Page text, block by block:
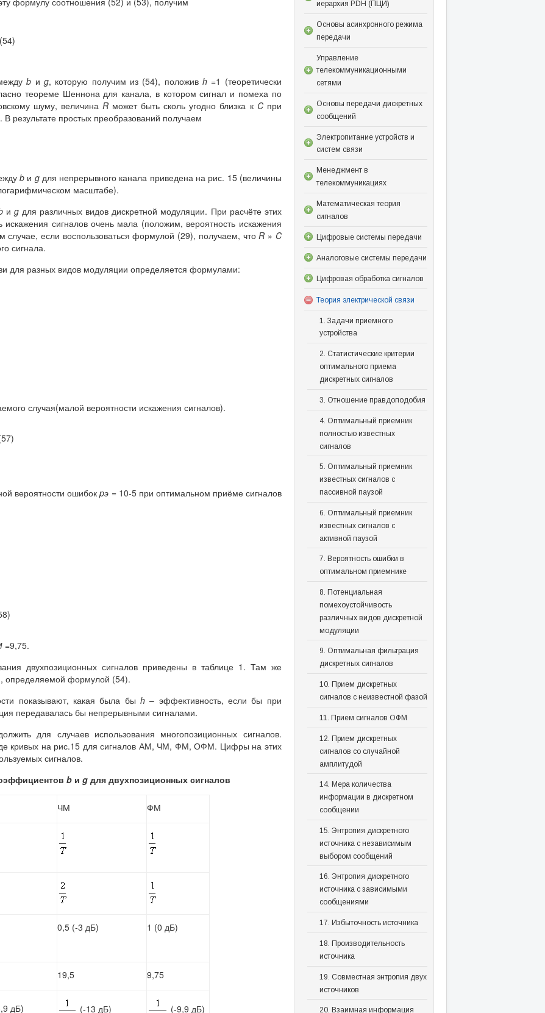
b иg, которую получим из (54), положивh =1 (теоретически
теореме Шеннона для канала, в котором сигнал и помеха по
шуму, величина Rможет быть сколь угодно близка к C при
результате простых преобразований получаем
b и gдля непрерывного канала приведена на рис. 15 (величины
масштабе).
и gдля различных видов дискретной модуляции. При расчёте этих
искажения сигналов очень мала (положим, вероятность искажения
случае, если воспользоваться формулой (29), получаем, чтоR » C
сигнала.
для разных видов модуляции определяется формулами:
случая(малой вероятности искажения сигналов).
вероятности ошибокpэ = 10-5 при оптимальном приёме сигналов
=9,75.
двухпозиционных сигналов приведены в таблице 1. Там же
определяемой формулой (54).
показывают, какая была быh – эффективность, если бы при
передавалась бы непрерывными сигналами.
для случаев использования многопозиционных сигналов.
кривых на рис.15 для сигналов АМ, ЧМ, ФМ, ОФМ. Цифры на этих
сигналов.
b иgдля двухпозиционных сигналов
ЧМ ФМ
0,5 (-3 дБ) 1 (0 дБ)
19,5 9,75
дБ) (-13 дБ) (-9,9 дБ)
иерархия PDH (ПЦИ)
Основы асинхронного режима
передачи
Управление
телекоммуникационными
сетями
Основы передачи дискретных
сообщений
Электропитание устройств и
систем связи
Менеджмент в
телекоммуникациях
Математическая теория
сигналов
Цифровые системы передачи
Аналоговые системы передачи
Цифровая обработка сигналов
Теория электрической связи
1. Задачи приемного
устройства
2. Статистические критерии
оптимального приема
дискретных сигналов
3. Отношение правдоподобия
4. Оптимальный приемник
полностью известных
сигналов
5. Оптимальный приемник
известных сигналов с
пассивной паузой
6. Оптимальный приемник
известных сигналов с
активной паузой
7. Вероятность ошибки в
оптимальном приемнике
8. Потенциальная
помехоустойчивость
различных видов дискретной
модуляции
9. Оптимальная фильтрация
дискретных сигналов
10. Прием дискретных
сигналов с неизвестной фазой
11. Прием сигналов ОФМ
12. Прием дискретных
сигналов со случайной
амплитудой
14. Мера количества
информации в дискретном
сообщении
15. Энтропия дискретного
источника с независимым
выбором сообщений
16. Энтропия дискретного
источника с зависимыми
сообщениями
17. Избыточность источника
18. Производительность
источника
19. Совместная энтропия двух
источников
20. Взаимная информация